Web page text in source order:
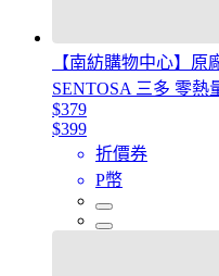
【南紡購物中心】原
SENTOSA 三多 零熱
$379
$399
折價券
P幣